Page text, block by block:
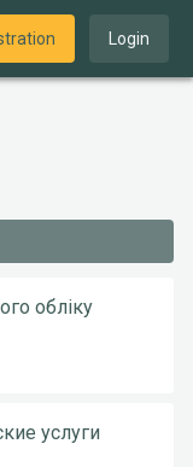
Login
обліку
услуги